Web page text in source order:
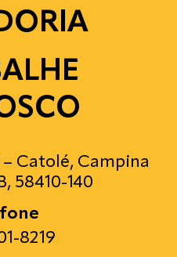
– Catolé, Campina
58410-140
8219